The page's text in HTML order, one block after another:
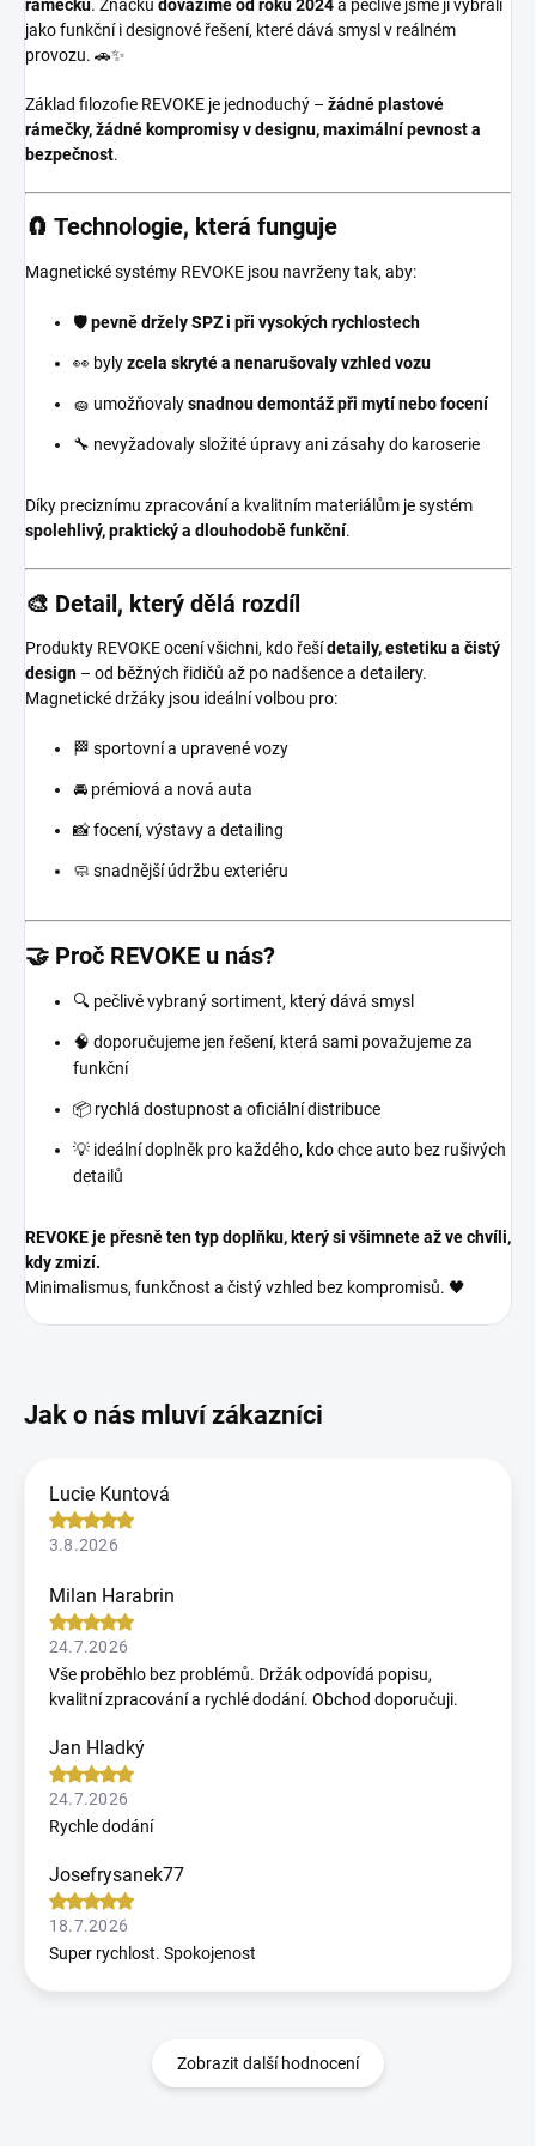
rámečků. Značku dovážíme od roku 2024a pečlivě jsme ji vybrali
jako funkční i designové řešení, které dává smysl v reálném
provozu. 🚗✨
Základ filozofie REVOKE je jednoduchý – žádné plastové
rámečky, žádné kompromisy v designu, maximální pevnost a
bezpečnost.
🧲 Technologie, která funguje
Magnetické systémy REVOKE jsou navrženy tak, aby:
🛡️pevně držely SPZ i při vysokých rychlostech
👀 bylyzcela skryté a nenarušovaly vzhled vozu
🧽 umožňovalysnadnou demontáž při mytí nebo focení
🔧 nevyžadovaly složité úpravy ani zásahy do karoserie
Díky preciznímu zpracování a kvalitním materiálům je systém
spolehlivý, praktický a dlouhodobě funkční.
🎨 Detail, který dělá rozdíl
Produkty REVOKE ocení všichni, kdo řešídetaily, estetiku a čistý
design – od běžných řidičů až po nadšence a detailery.
Magnetické držáky jsou ideální volbou pro:
🏁 sportovní a upravené vozy
🚘 prémiová a nová auta
📸 focení, výstavy a detailing
🧼 snadnější údržbu exteriéru
🤝 Proč REVOKE u nás?
🔍 pečlivě vybraný sortiment, který dává smysl
🧠 doporučujeme jen řešení, která sami považujeme za
funkční
📦 rychlá dostupnost a oficiální distribuce
💡 ideální doplněk pro každého, kdo chce auto bez rušivých
detailů
REVOKE je přesně ten typ doplňku, který si všimnete až ve chvíli,
kdy zmizí.
Minimalismus, funkčnost a čistý vzhled bez kompromisů. 🖤
Lucie Kuntová
3.8.2026
Milan Harabrin
24.7.2026
Vše proběhlo bez problémů. Držák odpovídá popisu,
kvalitní zpracování a rychlé dodání. Obchod doporučuji.
Jan Hladký
24.7.2026
Rychle dodání
Josefrysanek77
18.7.2026
Super rychlost. Spokojenost
Zobrazit další hodnocení